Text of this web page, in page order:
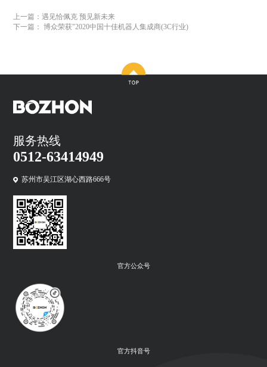
上一篇：遇见恰佩克 预见新未来
下一篇： 博众荣获"2020中国十佳机器人集成商(3C行业)
服务热线
0512-63414949
苏州市吴江区湖心西路666号
官方公众号
官方抖音号